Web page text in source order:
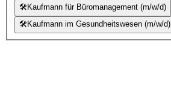
🛠️Kaufmann für Büromanagement (m/w/d)
🛠️Kaufmann im Gesundheitswesen (m/w/d)